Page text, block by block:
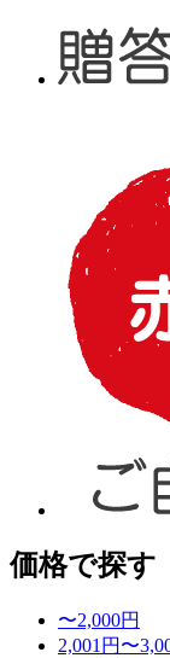
価格で探す
〜2,000円
2,001円〜